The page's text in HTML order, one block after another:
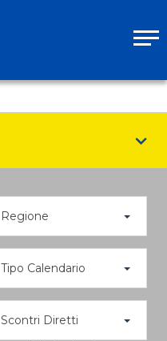
Regione
Tipo Calendario
Scontri Diretti